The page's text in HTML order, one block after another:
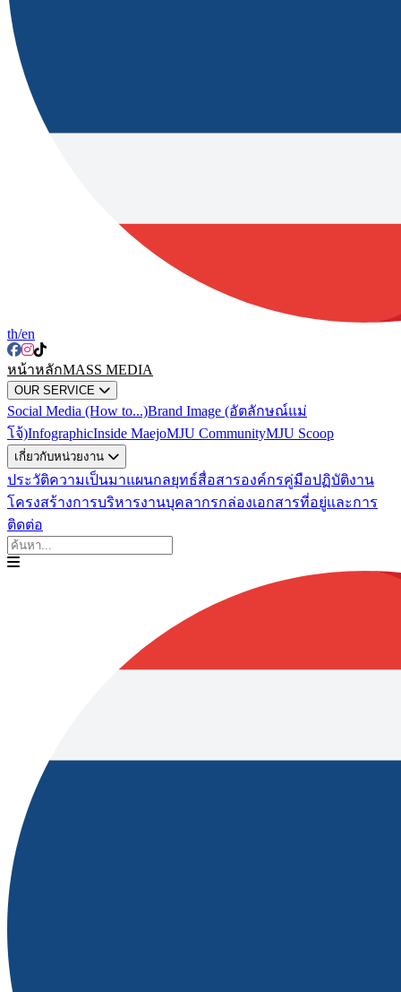
th/en
หน้าหลักMASS MEDIA
OUR SERVICE
Social Media (How to...)Brand Image (อัตลักษณ์แม่
โจ้)InfographicInside MaejoMJU CommunityMJU Scoop
เกี่ยวกับหน่วยงาน
ประวัติความเป็นมาแผนกลยุทธ์สื่อสารองค์กรคู่มือปฏิบัติงาน
โครงสร้างการบริหารงานบุคลากรกล่องเอกสารที่อยู่และการ
ติดต่อ